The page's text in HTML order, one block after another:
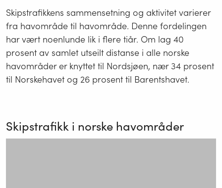
Skipstrafikkens sammensetning og aktivitet varierer
fra havområde til havområde. Denne fordelingen
har vært noenlunde lik i flere tiår. Om lag 40
prosent av samlet utseilt distanse i alle norske
havområder er knyttet til Nordsjøen, nær 34 prosent
til Norskehavet og 26 prosent til Barentshavet.
Skipstrafikk i norske havområder